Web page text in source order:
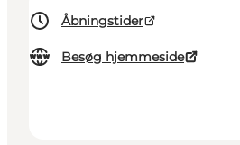
Åbningstider
Besøg hjemmeside